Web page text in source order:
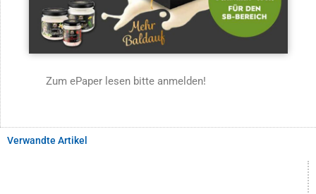
Zum ePaper lesen bitte anmelden!
Verwandte Artikel